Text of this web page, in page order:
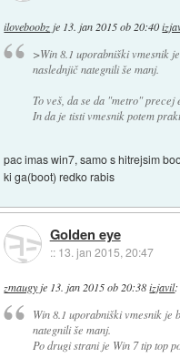
iloveboobz je 13. jan 2015 ob 20:40
>Win 8.1 uporabniški vmesnik
naslednjič nategnili še manj.
To veš, da se da "metro" precej
In da je tisti vmesnik potem
pac imas win7, samo s hitrejsim
ki ga(boot) redko rabis
Golden eye
:: 13. jan 2015, 20:47
zmaugyje 13. jan 2015 ob 20:38 izjavil:
Win 8.1 uporabniški vmesnik je
nategnili še manj.
Po drugi strani je Win 7 tip top